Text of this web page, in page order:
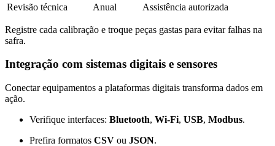
Revisão técnica
Anual Assistência autorizada
Registre cada calibração e troque peças gastas para evitar falhas na
safra.
Integração com sistemas digitais e sensores
Conectar equipamentos a plataformas digitais transforma dados em
ação.
Verifique interfaces: Bluetooth, Wi‑Fi, USB, Modbus.
Prefira formatos CSV ou JSON.